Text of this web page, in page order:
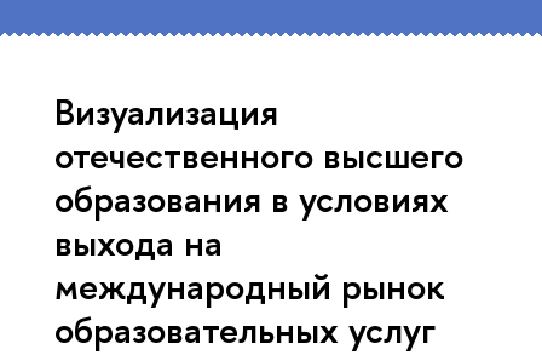
Визуализация
отечественного высшего
образования в условиях
выхода на
международный рынок
образовательных услуг